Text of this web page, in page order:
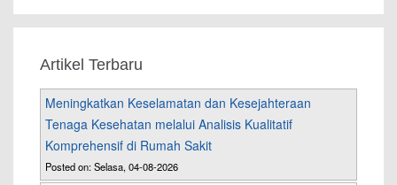
Artikel Terbaru
Meningkatkan Keselamatan dan Kesejahteraan
Tenaga Kesehatan melalui Analisis Kualitatif
Komprehensif di Rumah Sakit
Posted on: Selasa, 04-08-2026